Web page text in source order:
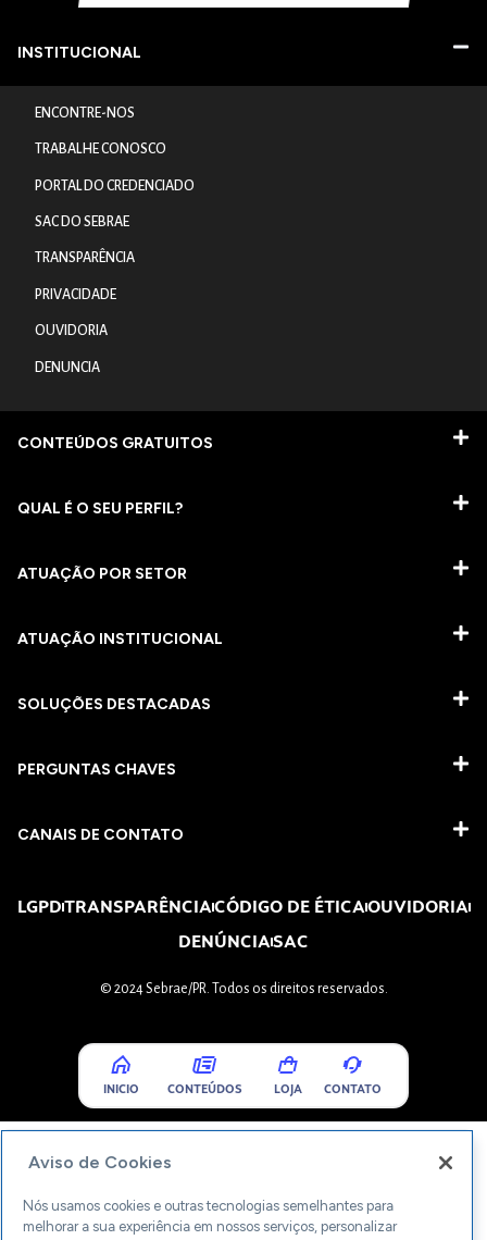
INSTITUCIONAL
ENCONTRE-NOS
TRABALHE CONOSCO
PORTAL DO CREDENCIADO
SAC DO SEBRAE
TRANSPARÊNCIA
PRIVACIDADE
OUVIDORIA
DENUNCIA
CONTEÚDOS GRATUITOS
QUAL É O SEU PERFIL?
ATUAÇÃO POR SETOR
ATUAÇÃO INSTITUCIONAL
SOLUÇÕES DESTACADAS
PERGUNTAS CHAVES​
CANAIS DE CONTATO
LGPDTRANSPARÊNCIACÓDIGO DE ÉTICAOUVIDORIA
DENÚNCIASAC
© 2024 Sebrae/PR. Todos os direitos reservados.
INICIO CONTEÚDOS LOJA CONTATO
Aviso de Cookies
Nós usamos cookies e outras tecnologias semelhantes para
melhorar a sua experiência em nossos serviços, personalizar